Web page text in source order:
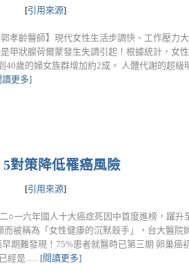
[引用來源]
孝齡醫師】現代女性生活步調快、工作壓力
甲狀腺荷爾蒙發生失調引起！根據統計，女
40歲的婦女族群增加約2成。 人體代謝的超
讀更多]
對策降低罹癌風險
[引用來源]
○一六年國人十大癌症死因中首度進榜，躍
而被稱為「女性健康的沉默殺手」，台大醫
期難發現！75%患者就醫時已第三期 卵巢
經是...... [閱讀更多]